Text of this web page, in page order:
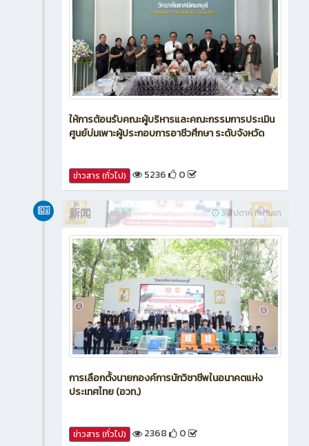
ให้การต้อนรับคณะผู้บริหารและคณะกรรมการประเมิน
5236 0
3 สัปดาห์ ที่ผ่านมา
新闻
การเลือกตั้งนายกองค์การนักวิชาชีพในอนาคตแห่ง